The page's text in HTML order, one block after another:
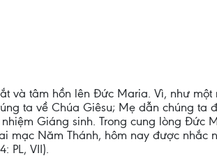
và tâm hồn lên Đức Maria. Vì, như
ta về Chúa Giêsu; Mẹ dẫn chúng ta
Giáng sinh. Trong cung lòng Đức
mạc Năm Thánh, hôm nay được nhắc
PL, VII).